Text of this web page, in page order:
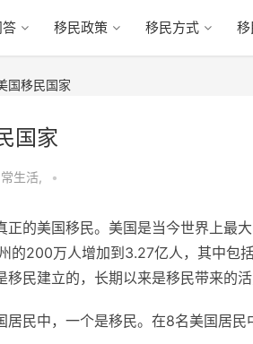
移民政策 移民方式 移
国移民国家
国家
生活, •
的美国移民。美国是当今世界上最
的200万人增加到3.27亿人，其中包
民建立的，长期以来是移民带来的活
民中，一个是移民。在8名美国居